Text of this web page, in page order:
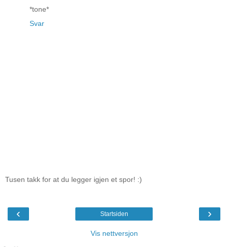
*tone*
Svar
Tusen takk for at du legger igjen et spor! :)
‹ ›
Startsiden
Vis nettversjon